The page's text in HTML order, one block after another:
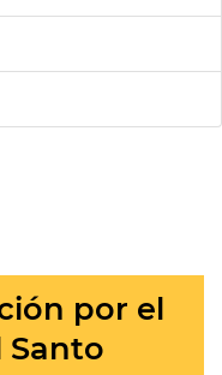
por el
Santo